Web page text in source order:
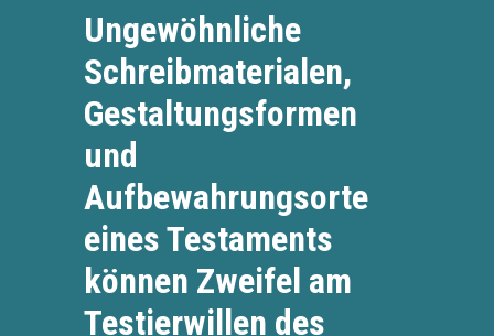
Ungewöhnliche
Schreibmaterialen,
Gestaltungsformen
und
Aufbewahrungsorte
eines Testaments
können Zweifel am
Testierwillen des